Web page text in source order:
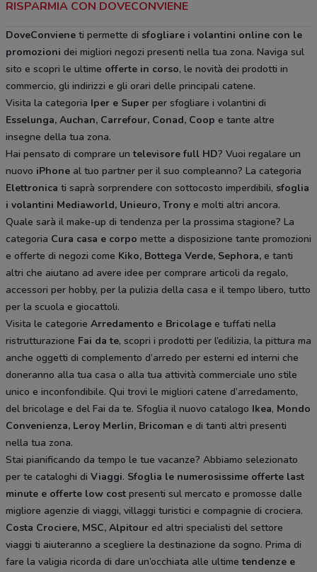
RISPARMIA CON DOVECONVIENE
DoveConviene ti permette di sfogliare i volantini online con le
promozioni dei migliori negozi presenti nella tua zona. Naviga sul
sito e scopri le ultime offerte in corso, le novità dei prodotti in
commercio, gli indirizzi e gli orari delle principali catene.
Visita la categoria Iper e Super per sfogliare i volantini di
Esselunga, Auchan, Carrefour, Conad, Coop e tante altre
insegne della tua zona.
Hai pensato di comprare untelevisore full HD? Vuoi regalare un
nuovo iPhone al tuo partner per il suo compleanno? La categoria
Elettronica ti saprà sorprendere con sottocosto imperdibili, sfoglia
i volantini Mediaworld, Unieuro, Trony e molti altri ancora.
Quale sarà il make-up di tendenza per la prossima stagione? La
categoria Cura casa e corpo mette a disposizione tante promozioni
e offerte di negozi come Kiko, Bottega Verde, Sephora, e tanti
altri che aiutano ad avere idee per comprare articoli da regalo,
accessori per hobby, per la pulizia della casa e il tempo libero, tutto
per la scuola e giocattoli.
Visita le categorie Arredamento e Bricolage e tuffati nella
ristrutturazione Fai da te, scopri i prodotti per l’edilizia, la pittura ma
anche oggetti di complemento d’arredo per esterni ed interni che
doneranno alla tua casa o alla tua attività commerciale uno stile
unico e inconfondibile. Qui trovi le migliori catene d’arredamento,
del bricolage e del Fai da te. Sfoglia il nuovo catalogo Ikea, Mondo
Convenienza, Leroy Merlin, Bricoman e di tanti altri presenti
nella tua zona.
Stai pianificando da tempo le tue vacanze? Abbiamo selezionato
per te cataloghi di Viaggi. Sfoglia le numerosissime offerte last
minute e offerte low cost presenti sul mercato e promosse dalle
migliore agenzie di viaggi, villaggi turistici e compagnie di crociera.
Costa Crociere, MSC, Alpitour ed altri specialisti del settore
viaggi ti aiuteranno a scegliere la destinazione da sogno. Prima di
fare la valigia ricorda di dare un’occhiata alle ultimetendenze e